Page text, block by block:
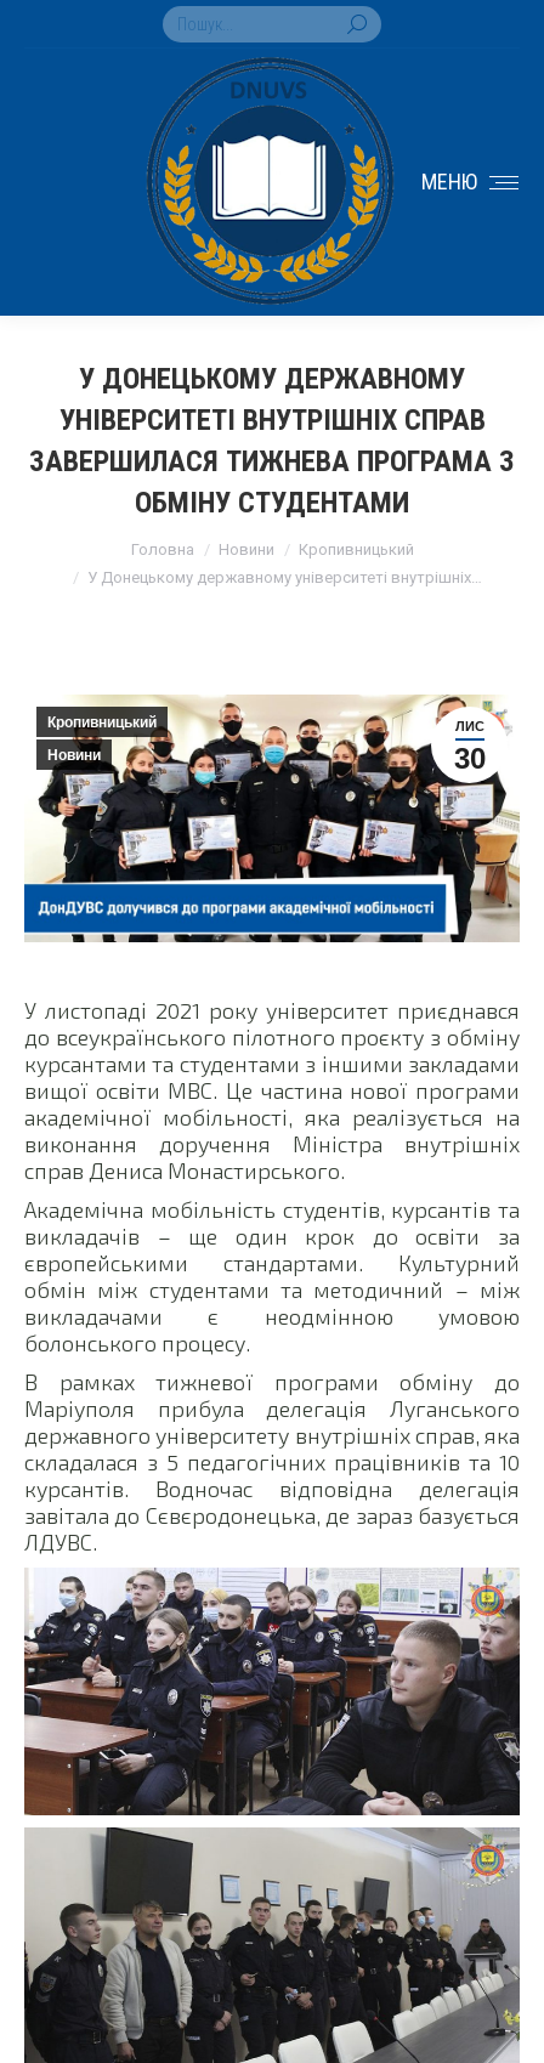
Search:
МЕНЮ
У ДОНЕЦЬКОМУ ДЕРЖАВНОМУ
УНІВЕРСИТЕТІ ВНУТРІШНІХ СПРАВ
ЗАВЕРШИЛАСЯ ТИЖНЕВА ПРОГРАМА З
ОБМІНУ СТУДЕНТАМИ
Головна Новини
Кропивницький
У Донецькому державному університеті внутрішніх…
ЛИС
30
Кропивницький
Новини
У листопаді 2021 року університет приєднався
до всеукраїнського пілотного проєкту з обміну
курсантами та студентами з іншими закладами
вищої освіти МВС. Це частина нової програми
академічної мобільності, яка реалізується на
виконання доручення Міністра внутрішніх
справ Дениса Монастирського.
Академічна мобільність студентів, курсантів та
викладачів – ще один крок до освіти за
європейськими стандартами. Культурний
обмін між студентами та методичний – між
викладачами є неодмінною умовою
болонського процесу.
В рамках тижневої програми обміну до
Маріуполя прибула делегація Луганського
державного університету внутрішніх справ, яка
складалася з 5 педагогічних працівників та 10
курсантів. Водночас відповідна делегація
завітала до Сєвєродонецька, де зараз базується
ЛДУВС.